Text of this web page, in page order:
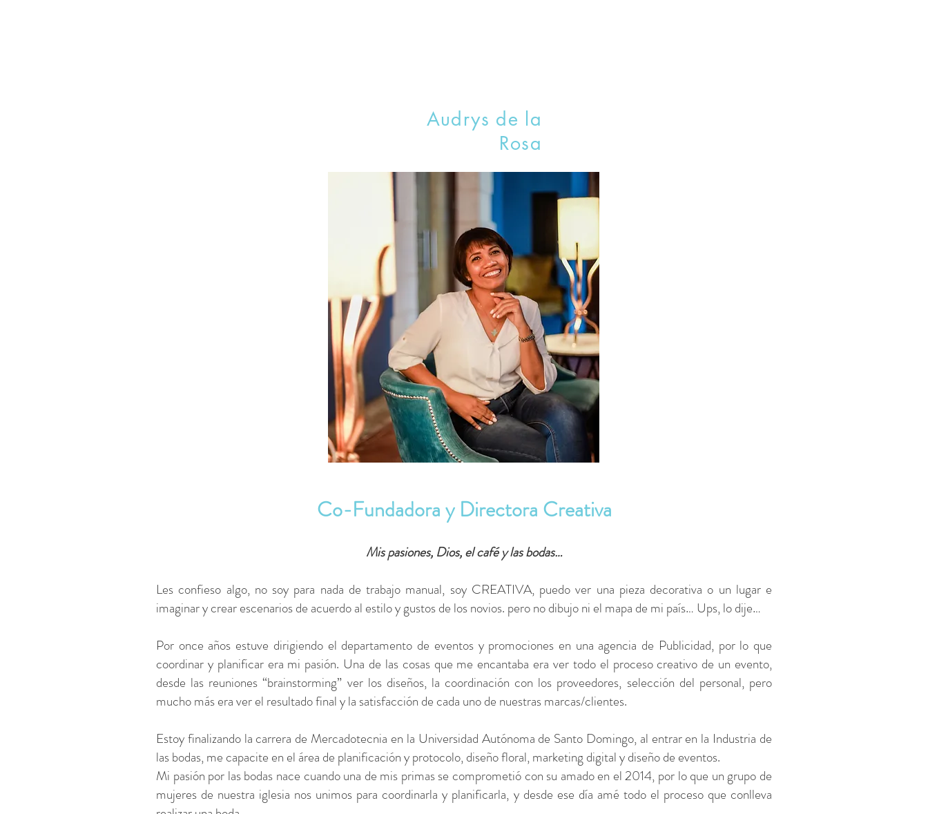
Audrys de la
Rosa
Co-Fundadora y Directora Creativa
Mis pasiones, Dios, el café y las bodas…
Les confieso algo, no soy para nada de trabajo manual, soy CREATIVA, puedo ver una pieza decorativa o un lugar e
imaginar y crear escenarios de acuerdo al estilo y gustos de los novios. pero no dibujo ni el mapa de mi país… Ups, lo dije…
Por once años estuve dirigiendo el departamento de eventos y promociones en una agencia de Publicidad, por lo que
coordinar y planificar era mi pasión. Una de las cosas que me encantaba era ver todo el proceso creativo de un evento,
desde las reuniones “brainstorming” ver los diseños, la coordinación con los proveedores, selección del personal, pero
mucho más era ver el resultado final y la satisfacción de cada uno de nuestras marcas/clientes.
Estoy finalizando la carrera de Mercadotecnia en la Universidad Autónoma de Santo Domingo, al entrar en la Industria de
las bodas, me capacite en el área de planificación y protocolo, diseño floral, marketing digital y diseño de eventos.
Mi pasión por las bodas nace cuando una de mis primas se comprometió con su amado en el 2014, por lo que un grupo de
mujeres de nuestra iglesia nos unimos para coordinarla y planificarla, y desde ese día amé todo el proceso que conlleva